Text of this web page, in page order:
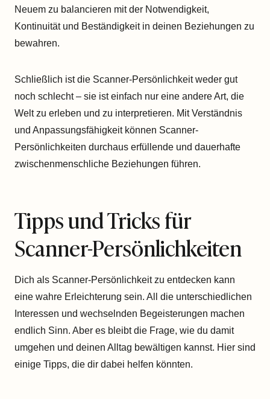
Neuem zu balancieren mit der Notwendigkeit,
Kontinuität und Beständigkeit in deinen Beziehungen zu
bewahren.
Schließlich ist die Scanner-Persönlichkeit weder gut
noch schlecht – sie ist einfach nur eine andere Art, die
Welt zu erleben und zu interpretieren. Mit Verständnis
und Anpassungsfähigkeit können Scanner-
Persönlichkeiten durchaus erfüllende und dauerhafte
zwischenmenschliche Beziehungen führen.
Tipps und Tricks für
Scanner-Persönlichkeiten
Dich als Scanner-Persönlichkeit zu entdecken kann
eine wahre Erleichterung sein. All die unterschiedlichen
Interessen und wechselnden Begeisterungen machen
endlich Sinn. Aber es bleibt die Frage, wie du damit
umgehen und deinen Alltag bewältigen kannst. Hier sind
einige Tipps, die dir dabei helfen könnten.